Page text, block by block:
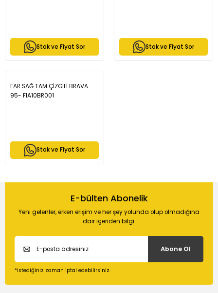
Stok ve Fiyat Sor Stok ve Fiyat Sor
FAR SAĞ TAM ÇİZGİLİ BRAVA
95- FIA10BR001
Stok ve Fiyat Sor
E-bülten Abonelik
Yeni gelenler, erken erişim ve her şey yolunda olup olmadığına
dair içeriden bilgi.
Abone Ol
*istediğiniz zaman iptal edebilirsiniz.